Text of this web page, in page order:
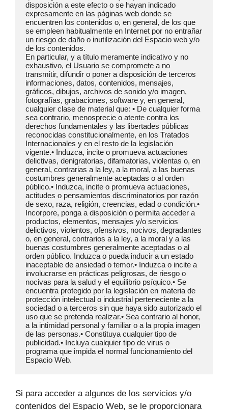
disposición a este efecto o se hayan indicado
expresamente en las páginas web donde se
encuentren los contenidos o, en general, de los que
se empleen habitualmente en Internet por no entrañar
un riesgo de daño o inutilización del Espacio web y/o
de los contenidos.
En particular, y a título meramente indicativo y no
exhaustivo, el Usuario se compromete a no
transmitir, difundir o poner a disposición de terceros
informaciones, datos, contenidos, mensajes,
gráficos, dibujos, archivos de sonido y/o imagen,
fotografías, grabaciones, software y, en general,
cualquier clase de material que: • De cualquier forma
sea contrario, menosprecie o atente contra los
derechos fundamentales y las libertades públicas
reconocidas constitucionalmente, en los Tratados
Internacionales y en el resto de la legislación
vigente.• Induzca, incite o promueva actuaciones
delictivas, denigratorias, difamatorias, violentas o, en
general, contrarias a la ley, a la moral, a las buenas
costumbres generalmente aceptadas o al orden
público.• Induzca, incite o promueva actuaciones,
actitudes o pensamientos discriminatorios por razón
de sexo, raza, religión, creencias, edad o condición.•
Incorpore, ponga a disposición o permita acceder a
productos, elementos, mensajes y/o servicios
delictivos, violentos, ofensivos, nocivos, degradantes
o, en general, contrarios a la ley, a la moral y a las
buenas costumbres generalmente aceptadas o al
orden público. Induzca o pueda inducir a un estado
inaceptable de ansiedad o temor.• Induzca o incite a
involucrarse en prácticas peligrosas, de riesgo o
nocivas para la salud y el equilibrio psíquico.• Se
encuentra protegido por la legislación en materia de
protección intelectual o industrial perteneciente a la
sociedad o a terceros sin que haya sido autorizado el
uso que se pretenda realizar.• Sea contrario al honor,
a la intimidad personal y familiar o a la propia imagen
de las personas.• Constituya cualquier tipo de
publicidad.• Incluya cualquier tipo de virus o
programa que impida el normal funcionamiento del
Espacio Web.
Si para acceder a algunos de los servicios y/o
contenidos del Espacio Web, se le proporcionara